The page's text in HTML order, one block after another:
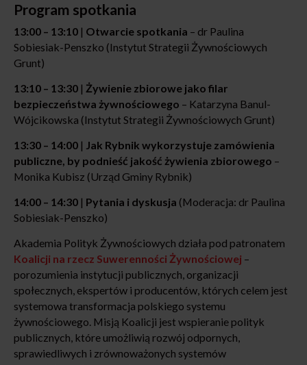
Program spotkania
13:00 – 13:10 | Otwarcie spotkania – dr Paulina
Sobiesiak-Penszko (Instytut Strategii Żywnościowych
Grunt)
13:10 – 13:30 | Żywienie zbiorowe jako filar
bezpieczeństwa żywnościowego – Katarzyna Banul-
Wójcikowska (Instytut Strategii Żywnościowych Grunt)
13:30 – 14:00 | Jak Rybnik wykorzystuje zamówienia
publiczne, by podnieść jakość żywienia zbiorowego –
Monika Kubisz (Urząd Gminy Rybnik)
14:00 – 14:30 | Pytania i dyskusja (Moderacja: dr Paulina
Sobiesiak-Penszko)
Akademia Polityk Żywnościowych działa pod patronatem
Koalicji na rzecz Suwerenności Żywnościowej –
porozumienia instytucji publicznych, organizacji
społecznych, ekspertów i producentów, których celem jest
systemowa transformacja polskiego systemu
żywnościowego. Misją Koalicji jest wspieranie polityk
publicznych, które umożliwią rozwój odpornych,
sprawiedliwych i zrównoważonych systemów